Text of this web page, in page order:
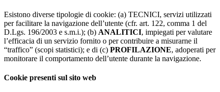
Esistono diverse tipologie di cookie: (a) TECNICI, servizi utilizzati
per facilitare la navigazione dell’utente (cfr. art. 122, comma 1 del
D.Lgs. 196/2003 e s.m.i.); (b) ANALITICI, impiegati per valutare
l’efficacia di un servizio fornito o per contribuire a misurarne il
“traffico” (scopi statistici); e di (c) PROFILAZIONE, adoperati per
monitorare il comportamento dell’utente durante la navigazione.
Cookie presenti sul sito web